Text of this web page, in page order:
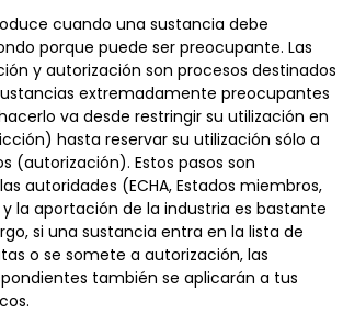
cuando una sustancia debe
porque puede ser preocupante. Las
y autorización son procesos destinados
extremadamente preocupantes
va desde restringir su utilización en
hasta reservar su utilización sólo a
(autorización). Estos pasos son
autoridades (ECHA, Estados miembros,
la aportación de la industria es bastante
si una sustancia entra en la lista de
o se somete a autorización, las
también se aplicarán a tus